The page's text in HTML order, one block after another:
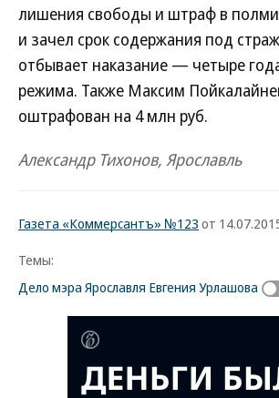
лишения свободы и штраф в
и зачел срок содержания под
отбывает наказание — четыре
режима. Также Максим
оштрафован на 4 млн руб.
Александр Тихонов, Ярославль
Газета «Коммерсантъ» №123 от
Темы:
Дело мэра Ярославля Евгения Урлашова